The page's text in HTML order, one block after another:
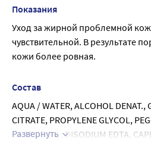
салфеткой или чистым ватным
Далее используйте средство
Показания
Уход за жирной проблемной
чувствительной. В результате
кожи более ровная.
Состав
AQUA / WATER, ALCOHOL DENAT.,
CITRATE, PROPYLENE GLYCOL,
CASTOR OIL, DISODIUM EDTA,
Развернуть